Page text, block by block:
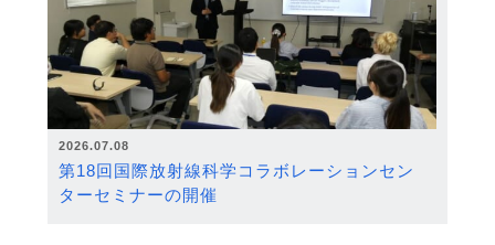
2026.07.08
第18回国際放射線科学コラボレーションセン
ターセミナーの開催